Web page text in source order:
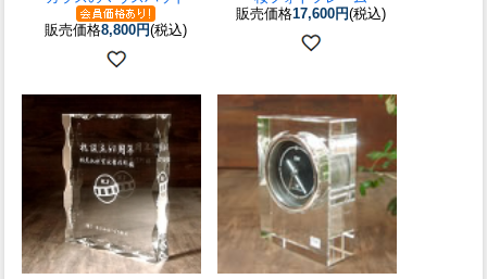
販売価格8,800円(税込)
販売価格17,600円(税込)